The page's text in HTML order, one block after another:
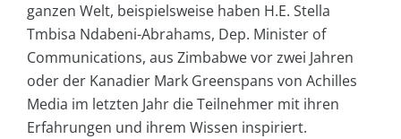
ganzen Welt, beispielsweise haben H.E. Stella
Tmbisa Ndabeni-Abrahams, Dep. Minister of
Communications, aus Zimbabwe vor zwei Jahren
oder der Kanadier Mark Greenspans von Achilles
Media im letzten Jahr die Teilnehmer mit ihren
Erfahrungen und ihrem Wissen inspiriert.